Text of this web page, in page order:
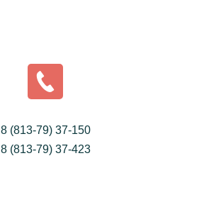
8 (813-79) 37-150
8 (813-79) 37-423